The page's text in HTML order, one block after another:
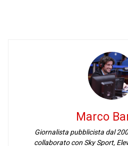
Marco
Giornalista pubblicista dal
collaborato con Sky Sport,